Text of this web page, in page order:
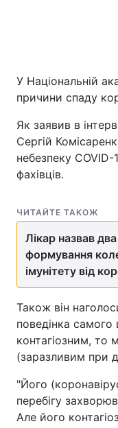
У Національній
причини спаду
Як заявив в
Сергій
небезпеку
фахівців.
ЧИТАЙТЕ ТАКОЖ
Лікар назвав
формування
імунітету від
Також він
поведінка самого
контагіозним, то
(заразливим при
"Його
перебігу
Але його